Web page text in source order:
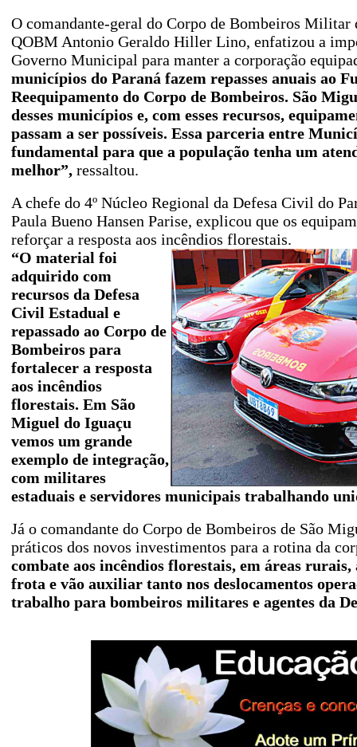
O comandante-geral do Corpo de Bombeiros Militar
QOBM Antonio Geraldo Hiller Lino, enfatizou a
Governo Municipal para manter a corporação
municípios do Paraná fazem repasses anuais ao
Reequipamento do Corpo de Bombeiros. São
desses municípios e, com esses recursos,
passam a ser possíveis. Essa parceria entre
fundamental para que a população tenha um
melhor”, ressaltou.
A chefe do 4º Núcleo Regional da Defesa Civil do
Paula Bueno Hansen Parise, explicou que os
reforçar a resposta aos incêndios florestais.
“O material foi
adquirido com
recursos da Defesa
Civil Estadual e
repassado ao Corpo de
Bombeiros para
fortalecer a resposta
aos incêndios
florestais. Em São
Miguel do Iguaçu
vemos um grande
exemplo de integração,
com militares
estaduais e servidores municipais trabalhando
Já o comandante do Corpo de Bombeiros de São
práticos dos novos investimentos para a rotina da
combate aos incêndios florestais, em áreas
frota e vão auxiliar tanto nos deslocamentos
trabalho para bombeiros militares e agentes da